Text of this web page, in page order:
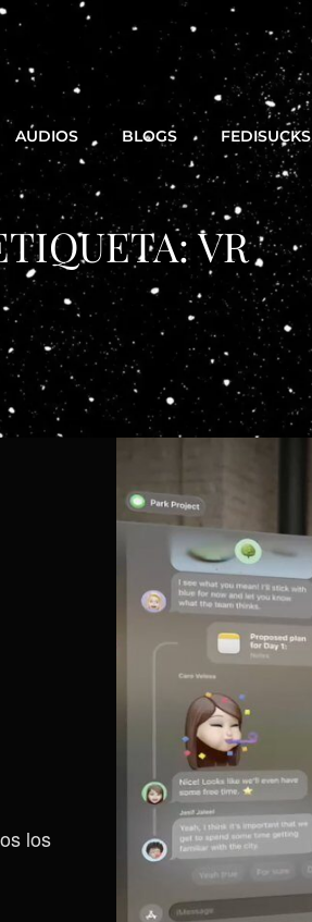
AUDIOS BLOGS FEDISUCKS
VR
los